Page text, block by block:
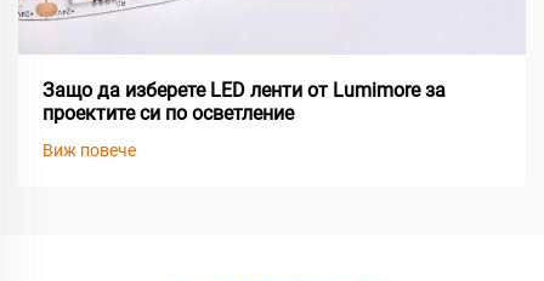
Защо да изберете LED ленти от Lumimore за
проектите си по осветление
Виж повече